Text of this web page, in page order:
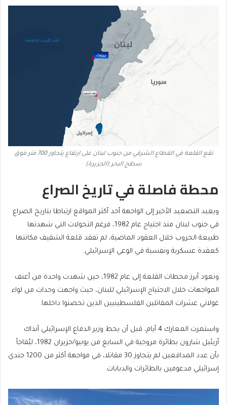
تقع القلعة في القطاع الشرقي من جنوب لبنان على ارتفاع يتجاوز 700 متر فوق
سطح البحر (الجزيرة)
محطة فاصلة في تاريخ الصراع
ويعيد التصعيد الأخير إلى الواجهة أحد أكثر المواقع ارتباطا بتاريخ الصراع
في جنوب لبنان منذ اجتياح عام 1982، فرغم التحولات التي شهدتها
طبيعة الحروب خلال العقود الماضية، لم تفقد قلعة الشقيف مكانتها
كعقدة عسكرية ونفسية في الوعي الإسرائيلي.
وتعود أبرز محطات القلعة إلى عام 1982، حين شهدت واحدة من أعنف
المواجهات خلال الاجتياح الإسرائيلي للبنان، حيث واجهت وحدات من لواء
غولاني عشرات المقاتلين الفلسطينيين الذين تحصنوا داخلها.
واستمرت المعارك 4 أيام، قبل أن يحط وزير الدفاع الإسرائيلي آنذاك
أريئيل شارون بطائرة مروحية في السابع من يونيو/حزيران 1982، ليُفاجأ
بأن عدد المدافعين لم يتجاوز 30 مقاتلا، في مواجهة أكثر من 1200 جندي
إسرائيلي مدعومين بالطائرات والدبابات.